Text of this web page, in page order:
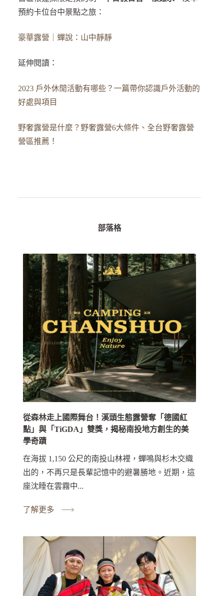
預約卡位台中景點之旅：
豪華露營｜蟬說：山中靜靜
延伸閱讀：
2023 戶外休閒活動有哪些？一篇帶你認識戶外活動的
好處與項目
野奢露營是什麼？野奢露營6大條件、全台野奢露營
營區推薦！
部落格
從森林走上國際舞台！溪頭生態露營奪「德國紅
點」與「TiGDA」雙獎，揭秘南投地方創生的美
學奇蹟
在海拔 1,150 公尺的南投山林裡，蟬鳴與杉木交織
出的，不再只是長輩記憶中的避暑勝地。近期，這
座沈睡在雲霧中...
了解更多